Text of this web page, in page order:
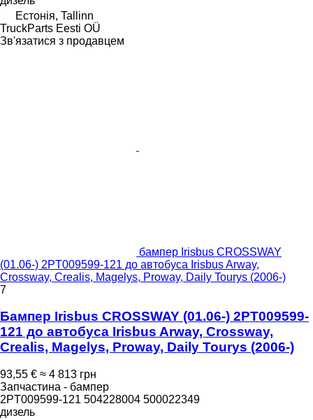
Естонія, Tallinn
TruckParts Eesti OÜ
Зв'язатися з продавцем
бампер Irisbus CROSSWAY
(01.06-) 2PT009599-121 до автобуса Irisbus Arway,
Crossway, Crealis, Magelys, Proway, Daily Tourys (2006-)
7
Бампер Irisbus CROSSWAY (01.06-) 2PT009599-
121 до автобуса Irisbus Arway, Crossway,
Crealis, Magelys, Proway, Daily Tourys (2006-)
93,55 € ≈ 4 813 грн
Запчастина - бампер
2PT009599-121 504228004 500022349
дизель